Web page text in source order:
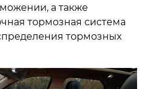
а также
тормозная система
тормозных